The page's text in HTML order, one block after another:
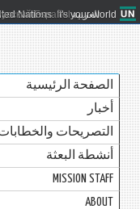
Nations. It's your world.
العربية Español
الصفحة الرئيسية
أخبار
التصريحات
أنشطة البعثة
MISSION STAFF
ABOUT